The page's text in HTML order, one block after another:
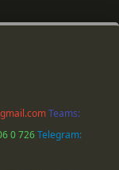
Teams:
0 726Telegram: